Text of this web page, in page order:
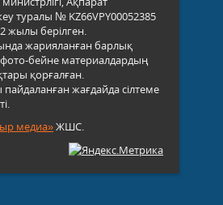
туралы № KZ66VPY00052385
жылы берілген.
жарияланған барлық
бейне материалдардың
қорғалған.
жағдайда сілтеме
медиа»ЖШС.